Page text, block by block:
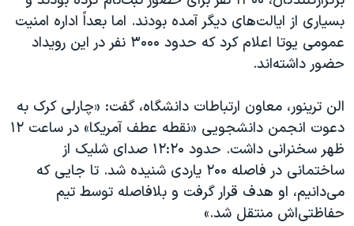
بسیاری از ایالت‌های دیگر آمده بودند. اما بعداً اداره امنیت
عمومی یوتا اعلام کرد که حدود ۳۰۰۰ نفر در این رویداد
حضور داشته‌اند.
الن ترینور، معاون ارتباطات دانشگاه، گفت: «چارلی کرک به
دعوت انجمن دانشجویی «نقطه عطف آمریکا» در ساعت ۱۲
ظهر سخنرانی داشت. حدود ۱۲:۲۰ صدای شلیک از
ساختمانی در فاصله ۲۰۰ یاردی شنیده شد. تا جایی که
می‌دانیم، او هدف قرار گرفت و بلافاصله توسط تیم
حفاظتی‌اش منتقل شد.»